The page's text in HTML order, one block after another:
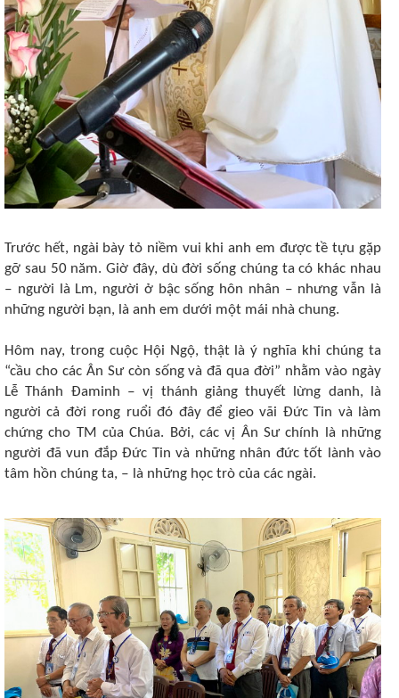
Trước hết, ngài bày tỏ niềm vui khi anh em được tề tựu gặp
gỡ sau 50 năm. Giờ đây, dù đời sống chúng ta có khác nhau
‒ người là Lm, người ở bậc sống hôn nhân ‒ nhưng vẫn là
những người bạn, là anh em dưới một mái nhà chung.
Hôm nay, trong cuộc Hội Ngộ, thật là ý nghĩa khi chúng ta
“cầu cho các Ân Sư còn sống và đã qua đời” nhằm vào ngày
Lễ Thánh Đaminh ‒ vị thánh giảng thuyết lừng danh, là
người cả đời rong ruổi đó đây để gieo vãi Đức Tin và làm
chứng cho TM của Chúa. Bởi, các vị Ân Sư chính là những
người đã vun đắp Đức Tin và những nhân đức tốt lành vào
tâm hồn chúng ta, ‒ là những học trò của các ngài.